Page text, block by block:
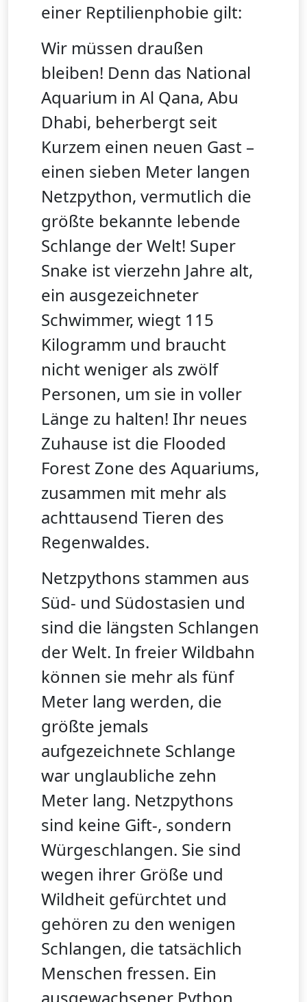
einer Reptilienphobie gilt:
Wir müssen draußen
bleiben! Denn das National
Aquarium in Al Qana, Abu
Dhabi, beherbergt seit
Kurzem einen neuen Gast –
einen sieben Meter langen
Netzpython, vermutlich die
größte bekannte lebende
Schlange der Welt! Super
Snake ist vierzehn Jahre alt,
ein ausgezeichneter
Schwimmer, wiegt 115
Kilogramm und braucht
nicht weniger als zwölf
Personen, um sie in voller
Länge zu halten! Ihr neues
Zuhause ist die Flooded
Forest Zone des Aquariums,
zusammen mit mehr als
achttausend Tieren des
Regenwaldes.
Netzpythons stammen aus
Süd- und Südostasien und
sind die längsten Schlangen
der Welt. In freier Wildbahn
können sie mehr als fünf
Meter lang werden, die
größte jemals
aufgezeichnete Schlange
war unglaubliche zehn
Meter lang. Netzpythons
sind keine Gift-, sondern
Würgeschlangen. Sie sind
wegen ihrer Größe und
Wildheit gefürchtet und
gehören zu den wenigen
Schlangen, die tatsächlich
Menschen fressen. Ein